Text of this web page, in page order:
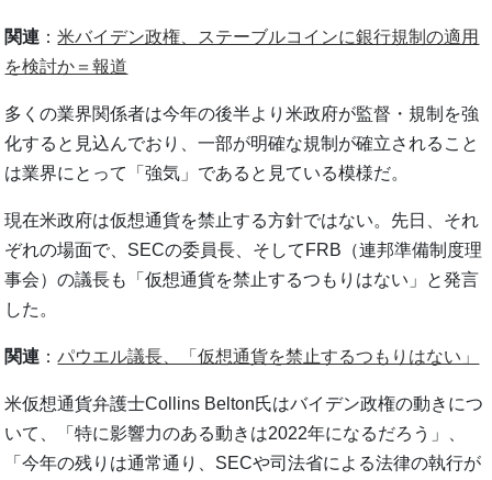
関連 ：米バイデン政権、ステーブルコインに銀行規制の適用
を検討か＝報道
多くの業界関係者は今年の後半より米政府が監督・規制を強
化すると見込んでおり、一部が明確な規制が確立されること
は業界にとって「強気」であると見ている模様だ。
現在米政府は仮想通貨を禁止する方針ではない。先日、それ
ぞれの場面で、SECの委員長、そしてFRB（連邦準備制度理
事会）の議長も「仮想通貨を禁止するつもりはない」と発言
した。
関連 ：パウエル議長、「仮想通貨を禁止するつもりはない」
米仮想通貨弁護士Collins Belton氏はバイデン政権の動きにつ
いて、「特に影響力のある動きは2022年になるだろう」、
「今年の残りは通常通り、SECや司法省による法律の執行が